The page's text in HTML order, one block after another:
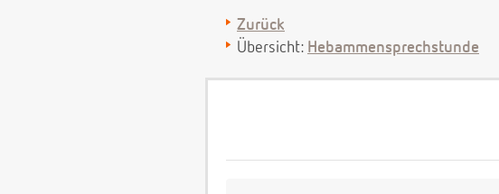
Zurück
Übersicht: Hebammensprechstunde